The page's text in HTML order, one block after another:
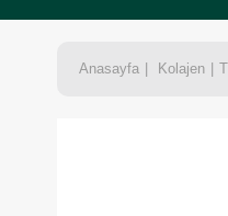
Anasayfa Kolajen